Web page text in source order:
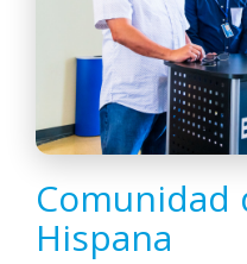
Comunidad
Hispana